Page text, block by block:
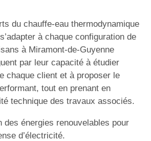
du chauffe-eau thermodynamique
à chaque configuration de
à Miramont-de-Guyenne
par leur capacité à étudier
chaque client et à proposer le
tout en prenant en
technique des travaux associés.
des énergies renouvelables pour
d’électricité.